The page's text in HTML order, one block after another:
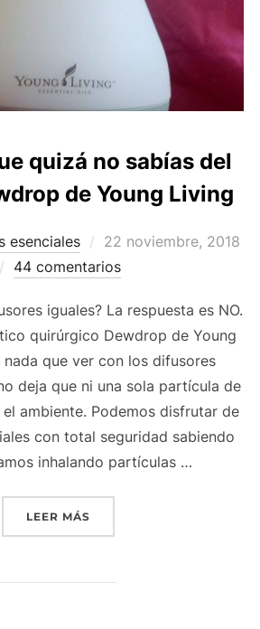
quizá no sabías del
de Young Living
esenciales
Publicado
el
22 noviembre, 2018
44 comentarios
iguales? La respuesta es NO.
quirúrgico Dewdrop de Young
que ver con los difusores
deja que ni una sola partícula de
ambiente. Podemos disfrutar de
con total seguridad sabiendo
inhalando partículas …
LEER MÁS«15 COSAS QUE QUIZÁ